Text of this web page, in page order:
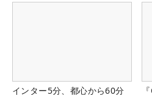
インター5分、都心から60分